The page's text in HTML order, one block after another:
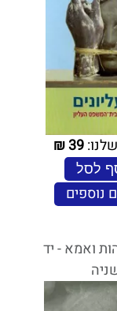
39
₪
לסל
נוספים
ואמא - יד